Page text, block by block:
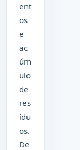
ent
os
e
ac
úm
ulo
de
res
ídu
os.
De